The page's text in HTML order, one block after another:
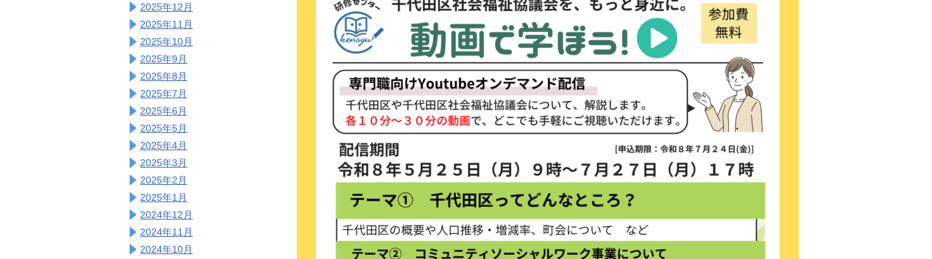
2025年12月
2025年11月
2025年10月
2025年9月
2025年8月
2025年7月
2025年6月
2025年5月
2025年4月
2025年3月
2025年2月
2025年1月
2024年12月
2024年11月
2024年10月